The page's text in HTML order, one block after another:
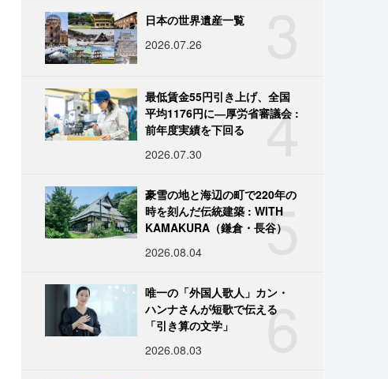
日本の世界遺産一覧
2026.07.26
4
最低賃金55円引き上げ、全国
平均1176円に―厚労省審議会 :
前年度実績を下回る
2026.07.30
5
豪雪の地と海辺の町で220年の
時を刻んだ伝統建築 : WITH
KAMAKURA（鎌倉・長谷）
2026.08.04
6
唯一の「外国人歌人」カン・
ハンナさんが短歌で伝える
「引き算の文学」
2026.08.03